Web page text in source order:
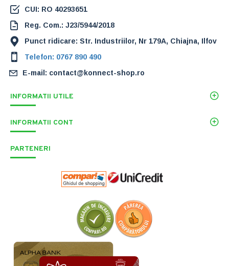
CUI: RO 40293651
Reg. Com.: J23/5944/2018
Punct ridicare: Str. Industriilor, Nr 179A, Chiajna, Ilfov
Telefon: 0767 890 490
E-mail: contact@konnect-shop.ro
INFORMATII UTILE
INFORMATII CONT
PARTENERI